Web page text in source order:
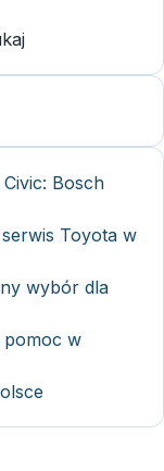
Bosch
Toyota w
wybór dla
w